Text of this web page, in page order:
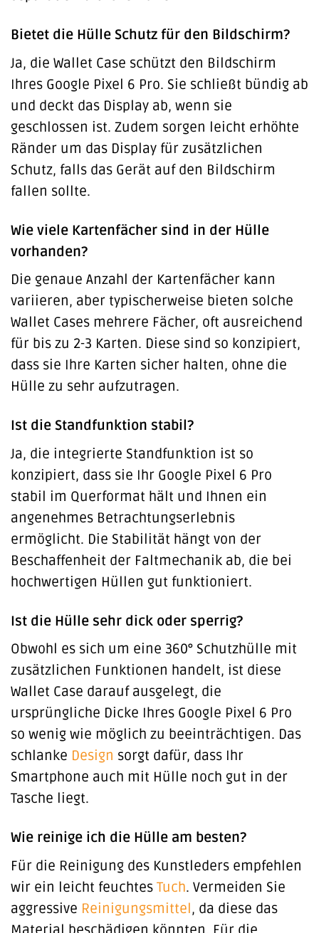
Bietet die Hülle Schutz für den Bildschirm?
Ja, die Wallet Case schützt den Bildschirm
Ihres Google Pixel 6 Pro. Sie schließt bündig ab
und deckt das Display ab, wenn sie
geschlossen ist. Zudem sorgen leicht erhöhte
Ränder um das Display für zusätzlichen
Schutz, falls das Gerät auf den Bildschirm
fallen sollte.
Wie viele Kartenfächer sind in der Hülle
vorhanden?
Die genaue Anzahl der Kartenfächer kann
variieren, aber typischerweise bieten solche
Wallet Cases mehrere Fächer, oft ausreichend
für bis zu 2-3 Karten. Diese sind so konzipiert,
dass sie Ihre Karten sicher halten, ohne die
Hülle zu sehr aufzutragen.
Ist die Standfunktion stabil?
Ja, die integrierte Standfunktion ist so
konzipiert, dass sie Ihr Google Pixel 6 Pro
stabil im Querformat hält und Ihnen ein
angenehmes Betrachtungserlebnis
ermöglicht. Die Stabilität hängt von der
Beschaffenheit der Faltmechanik ab, die bei
hochwertigen Hüllen gut funktioniert.
Ist die Hülle sehr dick oder sperrig?
Obwohl es sich um eine 360° Schutzhülle mit
zusätzlichen Funktionen handelt, ist diese
Wallet Case darauf ausgelegt, die
ursprüngliche Dicke Ihres Google Pixel 6 Pro
so wenig wie möglich zu beeinträchtigen. Das
schlanke Design sorgt dafür, dass Ihr
Smartphone auch mit Hülle noch gut in der
Tasche liegt.
Wie reinige ich die Hülle am besten?
Für die Reinigung des Kunstleders empfehlen
wir ein leicht feuchtes Tuch. Vermeiden Sie
aggressive Reinigungsmittel, da diese das